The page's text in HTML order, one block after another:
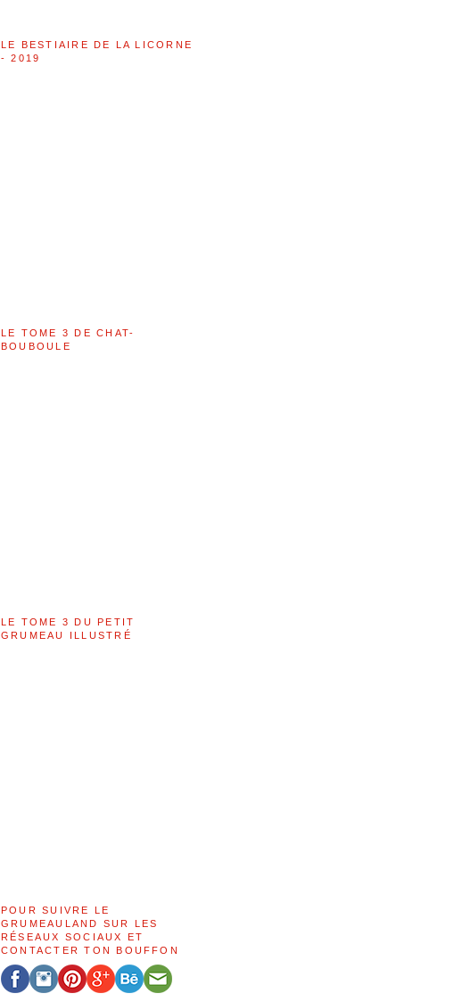
LE BESTIAIRE DE LA LICORNE
- 2019
LE TOME 3 DE CHAT-
BOUBOULE
LE TOME 3 DU PETIT
GRUMEAU ILLUSTRÉ
POUR SUIVRE LE
GRUMEAULAND SUR LES
RÉSEAUX SOCIAUX ET
CONTACTER TON BOUFFON